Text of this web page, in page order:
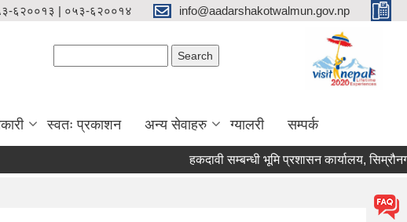
६२००१३ | ०५३-६२००१४ info@aadarshakotwalmun.gov.np
स्वतः प्रकाशन अन्य सेवाहरु ग्यालरी सम्पर्क
हकदावी सम्बन्धी भूमि प्रशासन कार्यालय,